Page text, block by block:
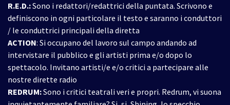
R.E.D.:Sono i redattori/redattrici della puntata. Scrivono e
definiscono in ogni particolare il testo e saranno i conduttori
/ le conduttrici principali della diretta
ACTION: Si occupano del lavoro sul campo andando ad
intervistare il pubblico e gli artisti prima e/o dopo lo
spettacolo. Invitano artisti/e e/o critici a partecipare alle
nostre dirette radio
REDRUM:Sono i critici teatrali veri e propri. Redrum, vi suona